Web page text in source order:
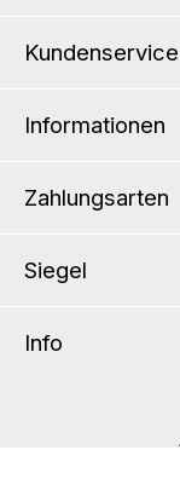
System)
Kundenservice
Informationen
Zahlungsarten
Siegel
Info